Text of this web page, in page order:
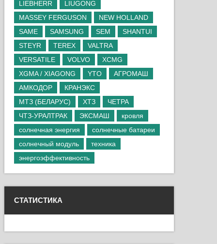
LIEBHERR
LIUGONG
MASSEY FERGUSON
NEW HOLLAND
SAME
SAMSUNG SEM
SHANTUI
STEYR
TEREX
VALTRA
VERSATILE
VOLVO
XCMG
XGMA / XIAGONG
YTO
АГРОМАШ
АМКОДОР
КРАНЭКС
МТЗ (БЕЛАРУС)
ХТЗ
ЧЕТРА
ЧТЗ-УРАЛТРАК
ЭКСМАШ
кровля
солнечная энергия
солнечные батареи
солнечный модуль
техника
энергоэффективность
СТАТИСТИКА